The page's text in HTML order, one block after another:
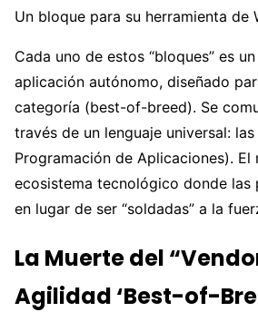
Un bloque para su herramienta de
Cada uno de estos “bloques” es
aplicación autónomo, diseñado
categoría (best-of-breed). Se
través de un lenguaje universal:
Programación de Aplicaciones). El
ecosistema tecnológico donde las
en lugar de ser “soldadas” a la
La Muerte del
Agilidad ‘Best-of-